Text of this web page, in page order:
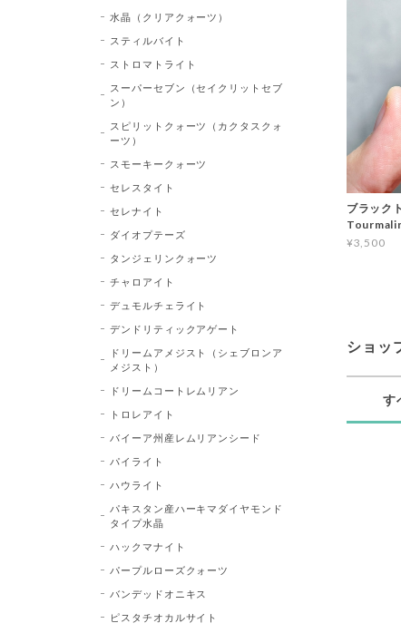
ブラック
¥3,500
ショッ
す
水晶（クリアクォーツ）
スティルバイト
ストロマトライト
スーパーセブン（セイクリットセブ
ン）
スピリットクォーツ（カクタスクォ
ーツ）
スモーキークォーツ
セレスタイト
セレナイト
ダイオプテーズ
タンジェリンクォーツ
チャロアイト
デュモルチェライト
デンドリティックアゲート
ドリームアメジスト（シェブロンア
メジスト）
ドリームコートレムリアン
トロレアイト
バイーア州産レムリアンシード
パイライト
ハウライト
パキスタン産ハーキマダイヤモンド
タイプ水晶
ハックマナイト
パープルローズクォーツ
バンデッドオニキス
ピスタチオカルサイト